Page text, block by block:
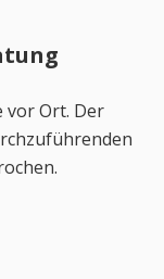
vor Ort. Der